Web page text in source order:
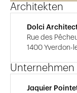
Architekten
Dolci
Rue des
1400 Yverdon-
Unternehmen
Jaquier